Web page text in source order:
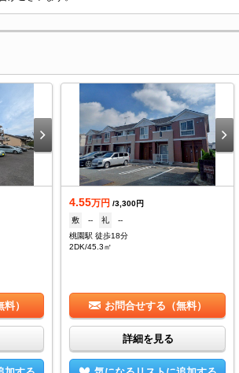
）
4.55万円 /3,300円
敷
-- 礼
--
桃園駅 徒歩18分
2DK/45.3㎡
お問合せする（無料）
詳細を見る